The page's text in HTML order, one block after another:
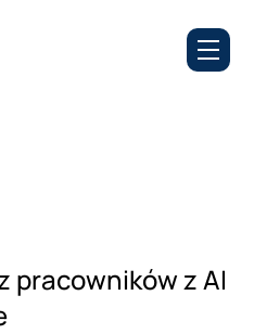
pracowników z AI